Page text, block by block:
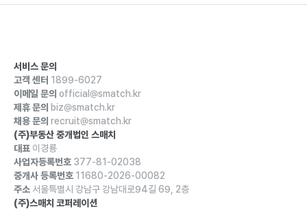
서비스 문의
고객 센터 1899-6027
이메일 문의 official@smatch.kr
제휴 문의 biz@smatch.kr
채용 문의 recruit@smatch.kr
(주)부동산 중개법인 스매치
대표 이경룡
사업자등록번호 377-81-02038
중개사 등록번호 11680-2026-00082
주소 서울특별시 강남구 강남대로94길 69, 2층
(주)스매치 코퍼레이션